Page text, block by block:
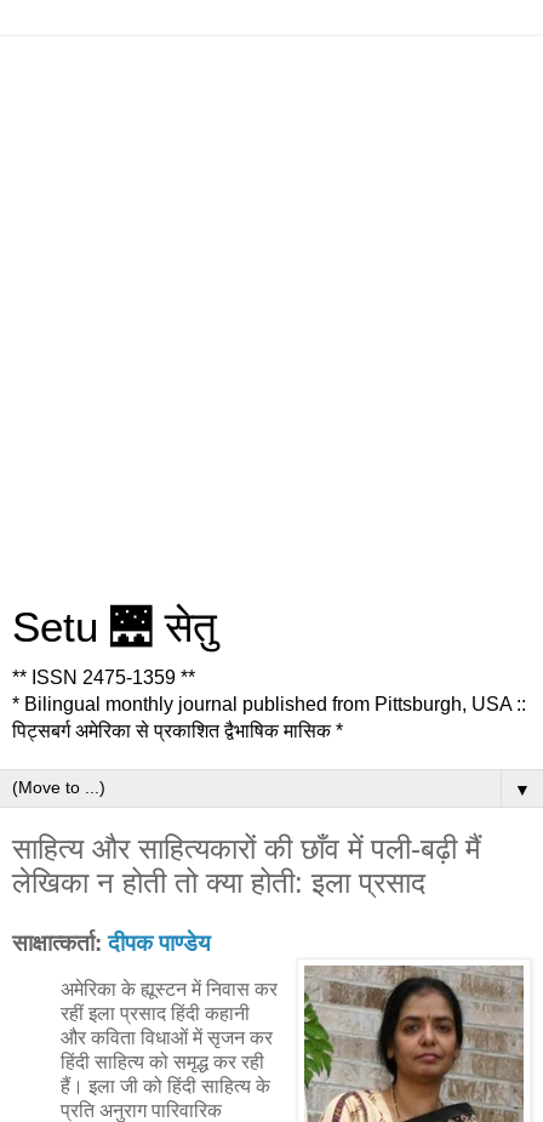
Setu 🌉 सेतु
** ISSN 2475-1359 **
* Bilingual monthly journal published from Pittsburgh, USA ::
पिट्सबर्ग अमेरिका से प्रकाशित द्वैभाषिक मासिक *
▼
साहित्य और साहित्यकारों की छाँव में पली-बढ़ी मैं
लेखिका न होती तो क्या होती: इला प्रसाद
साक्षात्कर्ता:दीपक पाण्डेय
अमेरिका के ह्यूस्टन में निवास कर
रहीं इला प्रसाद हिंदी कहानी
और कविता विधाओं में सृजन कर
हिंदी साहित्य को समृद्ध कर रही
हैं। इला जी को हिंदी साहित्य के
प्रति अनुराग पारिवारिक